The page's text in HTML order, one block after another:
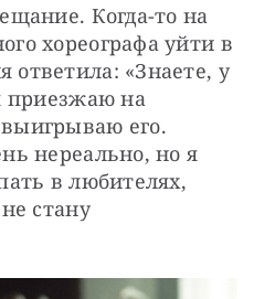
Когда-то на
хореографа уйти в
«Знаете, у
приезжаю на
его.
нереально, но я
в любителях,
стану